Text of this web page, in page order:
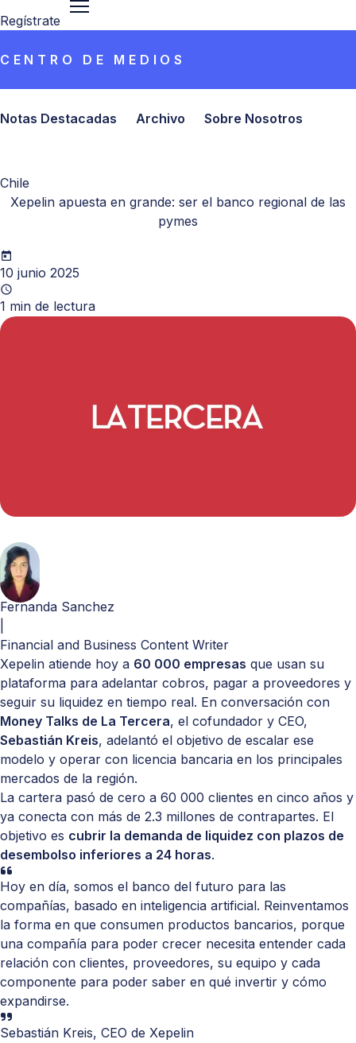
Regístrate
CENTRO DE MEDIOS
Notas Destacadas Archivo Sobre Nosotros
Chile
Xepelin apuesta en grande: ser el banco regional de las
pymes
10 junio 2025
1 min de lectura
Fernanda Sanchez
Financial and Business Content Writer
Xepelin atiende hoy a 60 000 empresas que usan su
plataforma para adelantar cobros, pagar a proveedores y
seguir su liquidez en tiempo real. En conversación con
Money Talks de La Tercera, el cofundador y CEO,
Sebastián Kreis, adelantó el objetivo de escalar ese
modelo y operar con licencia bancaria en los principales
mercados de la región.
La cartera pasó de cero a 60 000 clientes en cinco años y
ya conecta con más de 2.3 millones de contrapartes. El
objetivo es cubrir la demanda de liquidez con plazos de
desembolso inferiores a 24 horas.
Hoy en día, somos el banco del futuro para las
compañías, basado en inteligencia artificial. Reinventamos
la forma en que consumen productos bancarios, porque
una compañía para poder crecer necesita entender cada
relación con clientes, proveedores, su equipo y cada
componente para poder saber en qué invertir y cómo
expandirse.
Sebastián Kreis, CEO de Xepelin